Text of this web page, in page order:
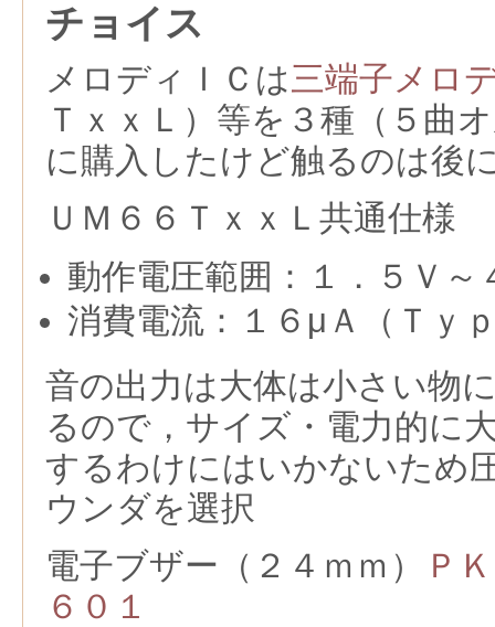
チョイス
メロディＩＣは三端子メロ
ＴｘｘＬ）等を３種（５曲
に購入したけど触るのは後
ＵＭ６６ＴｘｘＬ共通仕様
動作電圧範囲：１．５Ｖ～
消費電流：１６μＡ（Ｔｙ
音の出力は大体は小さい物
るので，サイズ・電力的に
するわけにはいかないため
ウンダを選択
電子ブザー（２４ｍｍ）
Ｐ
６０１